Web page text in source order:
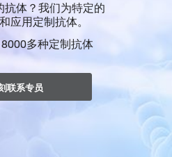
抗体？我们为特定的
应用定制抗体。
多种定制抗体
联系专员